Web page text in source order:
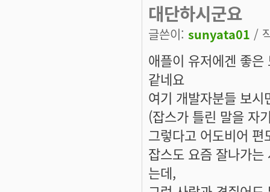
대단하시군요
글쓴이: sunyata01 /
애플이 유저에겐 좋
같네요
여기 개발자분들 보
(잡스가 틀린 말을 자
그렇다고 어도비어
잡스도 요즘 잘나가
는데,